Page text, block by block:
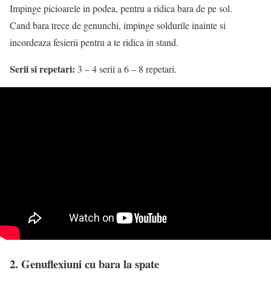
Impinge picioarele in podea, pentru a ridica bara de pe sol.
Cand bara trece de genunchi, impinge soldurile inainte si
incordeaza fesierii pentru a te ridica in stand.
Serii si repetari: 3 – 4 serii a 6 – 8 repetari.
2. Genuflexiuni cu bara la spate